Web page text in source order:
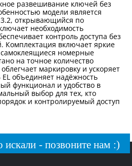
развешивание ключей без
модели является
3.2, открывающийся по
необходимость
контроль доступа без
Комплектация включает яркие
номерные
на точное количество
маркировку и ускоряет
объединяет надёжность
функционал и удобство в
выбор для тех, кто
и контролируемый доступ
- позвоните нам :)